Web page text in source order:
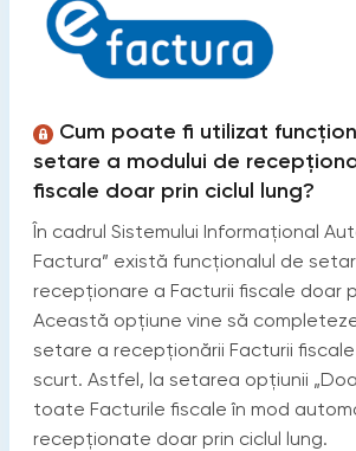
Cum poate fi utilizat
setare a modului de
fiscale doar prin ciclul lung?
În cadrul Sistemului Informațional
Factura” există funcționalul de
recepționare a Facturii fiscale doar
Această opțiune vine să
setare a recepționării Facturii
scurt. Astfel, la setarea opțiunii
toate Facturile fiscale în mod
recepționate doar prin ciclul lung.